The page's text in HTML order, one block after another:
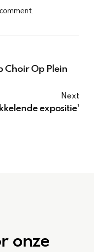
Choir Op Plein
Next
expositie'
onze